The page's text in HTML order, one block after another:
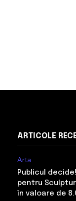
ARTICOLE
Arta
Publicul
pentru
în valoare de